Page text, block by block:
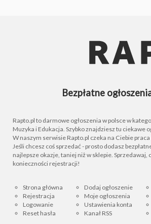
Bezpłatne
Rapto.pl to darmowe ogłoszenia w polsce w
Muzyka i Edukacja. Szybko znajdziesz tu ciekawe
W naszym serwisie Rapto.pl czeka na Ciebie
Jeśli chcesz coś sprzedać - prosto dodasz
najlepsze okazje, taniej niż w sklepie. Sprzedawaj,
konieczności rejestracji!
Strona główna
Rejestracja
Logowanie
Reset hasła
Dodaj ogłoszenie
Moje ogłoszenia
Ustawienia konta
Kanał RSS